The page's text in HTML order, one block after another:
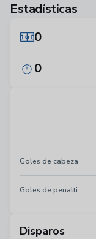
Estadísticas
0
0
Goles de cabeza
Goles de penalti
Disparos